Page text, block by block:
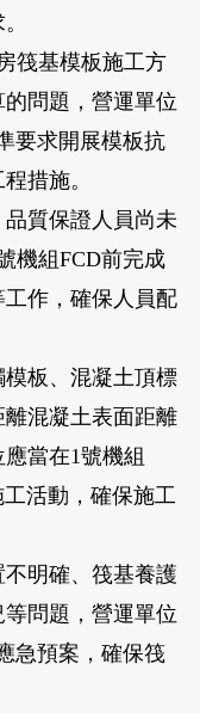
基模板施工方
問題，營運單位
要求開展模板抗
措施。
質保證人員尚未
機組FCD前完成
作，確保人員配
板、混凝土頂標
混凝土表面距離
當在1號機組
活動，確保施工
明確、筏基養護
問題，營運單位
急預案，確保筏